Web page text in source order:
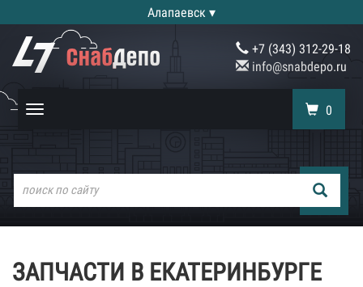
Алапаевск ▾
+7 (343) 312-29-18
info@snabdepo.ru
Toggle
0
ЗАПЧАСТИ В ЕКАТЕРИНБУРГЕ